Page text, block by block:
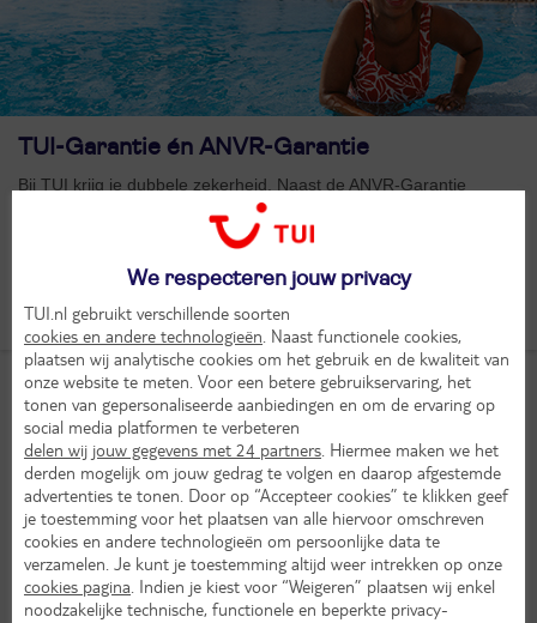
TUI-Garantie én ANVR-Garantie
Bij TUI krijg je dubbele zekerheid. Naast de ANVR-Garantie
bieden we ook onze eigen TUI-Garantie. Samen zorgen ze ervoor
dat je altijd onbezorgd op reis gaat.
Wat doet de ANVR-Garantie voor jou?
Financiële zekerheid: gaat een reisorganisatie failliet? Dan krijg je je
geld terug. Of je wordt alsnog op reis gebracht. Zo verlies je nooit je
vakantiegeld.
Hulp bij calamiteiten: natuurrampen, oorlog, pandemieën of
andere noodsituaties. We brengen je veilig thuis. Of boeken je om
naar een andere bestemming. Altijd met volledige compensatie.
24/7 ondersteuning: problemen tijdens je vakantie? We staan voor
je klaar. Wereldwijd. Dag en nacht. Je staat er nooit alleen voor.
Professionele begeleiding: onze experts helpen je. Ze denken mee.
We respecteren jouw privacy
TUI.nl gebruikt verschillende soorten
cookies en andere technologieën . Naast functionele cookies,
plaatsen wij analytische cookies om het gebruik en de kwaliteit van
onze website te meten. Voor een betere gebruikservaring, het
tonen van gepersonaliseerde aanbiedingen en om de ervaring op
social media platformen te verbeteren
delen wij jouw gegevens met 24 partners . Hiermee maken we het
derden mogelijk om jouw gedrag te volgen en daarop afgestemde
advertenties te tonen. Door op “Accepteer cookies” te klikken geef
je toestemming voor het plaatsen van alle hiervoor omschreven
cookies en andere technologieën om persoonlijke data te
verzamelen. Je kunt je toestemming altijd weer intrekken op onze
cookies pagina . Indien je kiest voor “Weigeren” plaatsen wij enkel
noodzakelijke technische, functionele en beperkte privacy-